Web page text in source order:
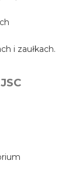
i zaułkach.